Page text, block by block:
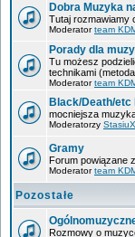
Dobra Muzyka
Tutaj rozmawiamy
Moderatorteam
Porady dla
Tu możesz
technikami
Moderatorteam
Black/Death/etc
mocniejsza
Moderatorzy StasiuX
Gramy
Forum powiązane
Moderatorteam
Pozostałe
Rozmowy o